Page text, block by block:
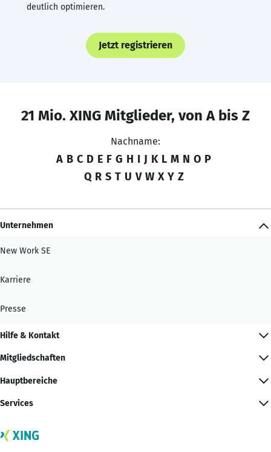
deutlich optimieren.
Jetzt registrieren
21 Mio. XING Mitglieder, von A bis Z
Nachname:
A B C D E F G H I J K L M N O P
Q R S T U V W X Y Z
Unternehmen
New Work SE
Karriere
Presse
Hilfe & Kontakt
Mitgliedschaften
Hauptbereiche
Services